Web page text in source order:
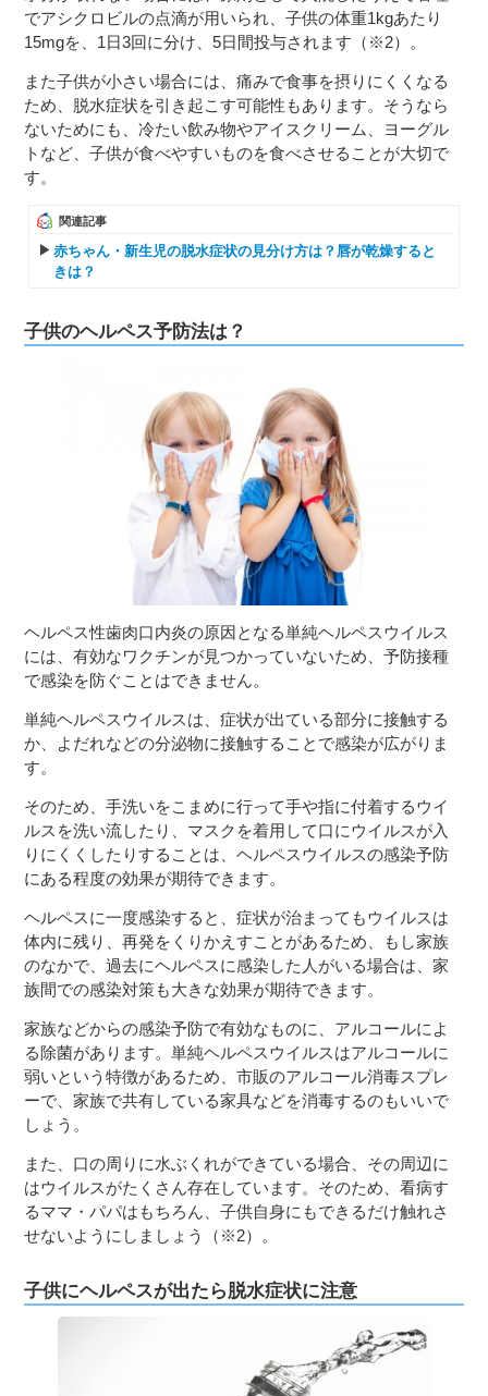
でアシクロビルの点滴が用いられ、子供の体重1kgあたり
15mgを、1日3回に分け、5日間投与されます（※2）。
また子供が小さい場合には、痛みで食事を摂りにくくなる
ため、脱水症状を引き起こす可能性もあります。そうなら
ないためにも、冷たい飲み物やアイスクリーム、ヨーグル
トなど、子供が食べやすいものを食べさせることが大切で
す。
関連記事
赤ちゃん・新生児の脱水症状の見分け方は？唇が乾燥すると
きは？
子供のヘルペス予防法は？
ヘルペス性歯肉口内炎の原因となる単純ヘルペスウイルス
には、有効なワクチンが見つかっていないため、予防接種
で感染を防ぐことはできません。
単純ヘルペスウイルスは、症状が出ている部分に接触する
か、よだれなどの分泌物に接触することで感染が広がりま
す。
そのため、手洗いをこまめに行って手や指に付着するウイ
ルスを洗い流したり、マスクを着用して口にウイルスが入
りにくくしたりすることは、ヘルペスウイルスの感染予防
にある程度の効果が期待できます。
ヘルペスに一度感染すると、症状が治まってもウイルスは
体内に残り、再発をくりかえすことがあるため、もし家族
のなかで、過去にヘルペスに感染した人がいる場合は、家
族間での感染対策も大きな効果が期待できます。
家族などからの感染予防で有効なものに、アルコールによ
る除菌があります。単純ヘルペスウイルスはアルコールに
弱いという特徴があるため、市販のアルコール消毒スプレ
ーで、家族で共有している家具などを消毒するのもいいで
しょう。
また、口の周りに水ぶくれができている場合、その周辺に
はウイルスがたくさん存在しています。そのため、看病す
るママ・パパはもちろん、子供自身にもできるだけ触れさ
せないようにしましょう（※2）。
子供にヘルペスが出たら脱水症状に注意